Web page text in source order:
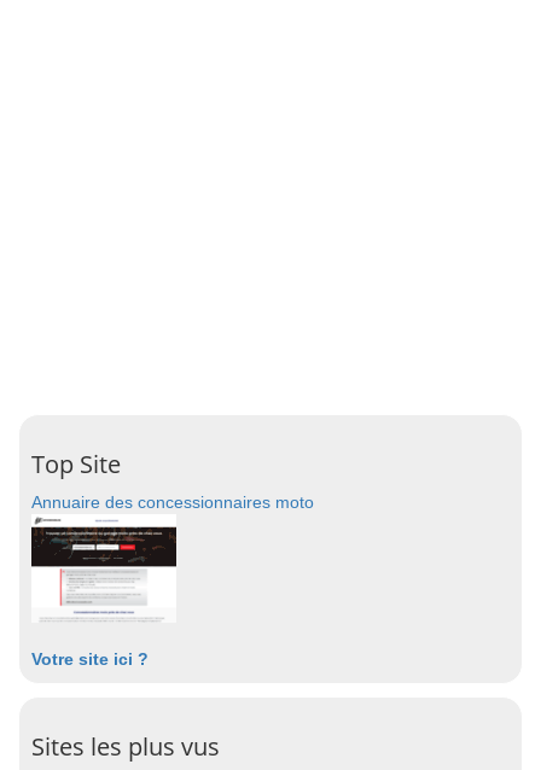
Top Site
Annuaire des concessionnaires moto
Votre site ici ?
Sites les plus vus